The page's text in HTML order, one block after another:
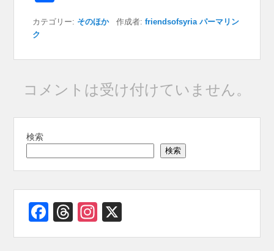
e
o
a
s
p
e
er
gr
有
カテゴリー: そのほか作成者:friendsofsyria パーマリン
ク
コメントは受け付けていません。
検索
検索
Facebook
Threads
Instagram